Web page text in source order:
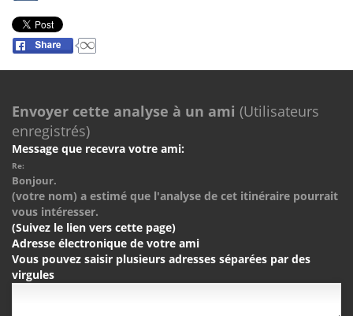
Envoyer cette analyse à un ami (Utilisateurs
enregistrés)
Message que recevra votre ami:
Re:
Bonjour.
(votre nom) a estimé que l'analyse de cet itinéraire pourrait
vous intéresser.
(Suivez le lien vers cette page)
Adresse électronique de votre ami
Vous pouvez saisir plusieurs adresses séparées par des
virgules